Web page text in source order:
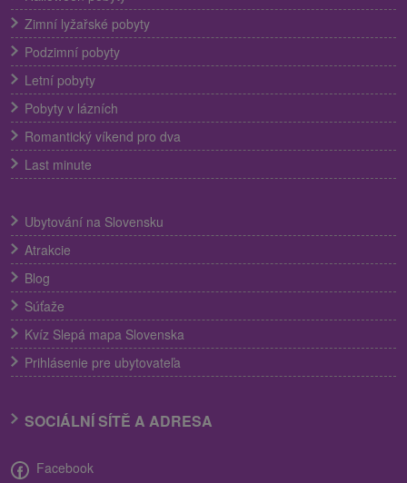
Zimní lyžařské pobyty
Podzimní pobyty
Letní pobyty
Pobyty v lázních
Romantický víkend pro dva
Last minute
Ubytování na Slovensku
Atrakcie
Blog
Súťaže
Kvíz Slepá mapa Slovenska
Prihlásenie pre ubytovateľa
SOCIÁLNÍ SÍTĚ A ADRESA
Facebook